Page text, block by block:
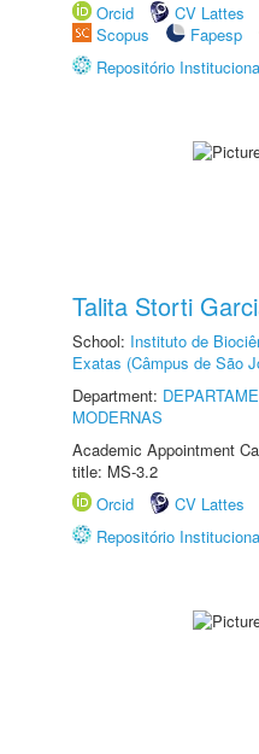
Orcid
CV Lattes
Scopus
Fapesp
Repositório
Talita Storti
School: Instituto de
Exatas (Câmpus de São
Department:
MODERNAS
Academic Appointment
title: MS-3.2
Orcid
CV Lattes
Repositório